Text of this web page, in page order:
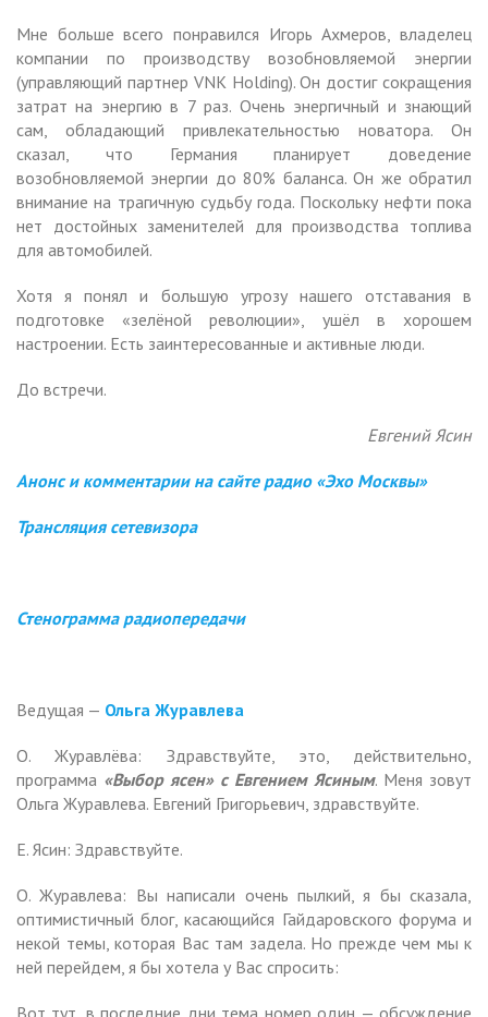
Мне больше всего понравился Игорь Ахмеров, владелец
компании по производству возобновляемой энергии
(управляющий партнер VNK Holding). Он достиг сокращения
затрат на энергию в 7 раз. Очень энергичный и знающий
сам, обладающий привлекательностью новатора. Он
сказал, что Германия планирует доведение
возобновляемой энергии до 80% баланса. Он же обратил
внимание на трагичную судьбу года. Поскольку нефти пока
нет достойных заменителей для производства топлива
для автомобилей.
Хотя я понял и большую угрозу нашего отставания в
подготовке «зелёной революции», ушёл в хорошем
настроении. Есть заинтересованные и активные люди.
До встречи.
Евгений Ясин
Анонс и комментарии на сайте радио «Эхо Москвы»
Трансляция сетевизора
Стенограмма радиопередачи
Ведущая — Ольга Журавлева
О. Журавлёва: Здравствуйте, это, действительно,
программа «Выбор ясен» с Евгением Ясиным. Меня зовут
Ольга Журавлева. Евгений Григорьевич, здравствуйте.
Е. Ясин: Здравствуйте.
О. Журавлева: Вы написали очень пылкий, я бы сказала,
оптимистичный блог, касающийся Гайдаровского форума и
некой темы, которая Вас там задела. Но прежде чем мы к
ней перейдем, я бы хотела у Вас спросить:
Вот тут, в последние дни тема номер один — обсуждение